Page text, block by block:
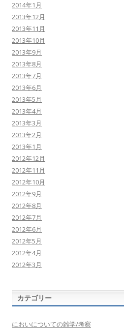
2014年1月
2013年12月
2013年11月
2013年10月
2013年9月
2013年8月
2013年7月
2013年6月
2013年5月
2013年4月
2013年3月
2013年2月
2013年1月
2012年12月
2012年11月
2012年10月
2012年9月
2012年8月
2012年7月
2012年6月
2012年5月
2012年4月
2012年3月
カテゴリー
においについての雑学/考察